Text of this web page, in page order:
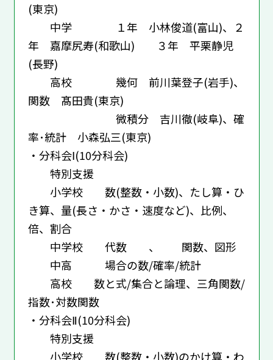
(東京)
中学 １年 小林俊道(富山)、２
年 嘉摩尻寿(和歌山) ３年 平栗静児
(長野)
高校 幾何 前川葉登子(岩手)、
関数 髙田貴(東京)
微積分 吉川徹(岐阜)、確
率･統計 小森弘三(東京)
・分科会Ⅰ(10分科会)
特別支援
小学校 数(整数・小数)、たし算・ひ
き算、量(長さ・かさ・速度など)、比例、
倍、割合
中学校 代数 、 関数、図形
中高 場合の数/確率/統計
高校 数と式/集合と論理、三角関数/
指数･対数関数
・分科会Ⅱ(10分科会)
特別支援
小学校 数(整数・小数)のかけ算・わ